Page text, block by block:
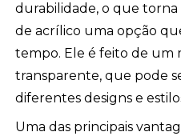
durabilidade, o que
de acrílico uma opção
tempo. Ele é feito de um
transparente, que pode
diferentes designs e
Uma das principais